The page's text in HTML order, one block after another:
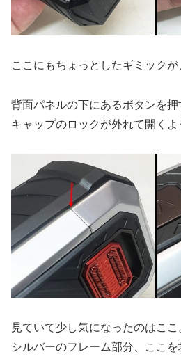
ここにもちょっとしたギミックが
背面パネルの下にあるボタンを
キャップのロックが外れて開くよ
見ていて少し気になったのはここ
シルバーのフレーム部分、ここ